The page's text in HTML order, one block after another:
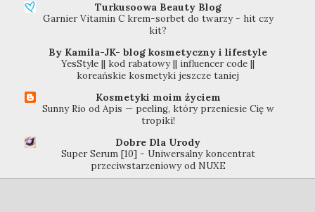
Turkusoowa Beauty Blog
Garnier Vitamin C krem-sorbet do twarzy - hit czy
kit?
By Kamila-JK- blog kosmetyczny i lifestyle
YesStyle || kod rabatowy || influencer code ||
koreańskie kosmetyki jeszcze taniej
Kosmetyki moim życiem
Sunny Rio od Apis — peeling, który przeniesie Cię w
tropiki!
Dobre Dla Urody
Super Serum [10] - Uniwersalny koncentrat
przeciwstarzeniowy od NUXE